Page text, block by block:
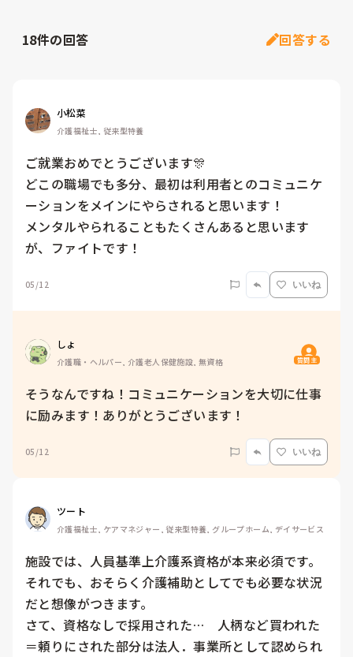
18件の回答 回答する
小松菜
介護福祉士, 従来型特養
ご就業おめでとうございます🎊
どこの職場でも多分、最初は利用者とのコミュニケ
ーションをメインにやらされると思います！
メンタルやられることもたくさんあると思います
が、ファイトです！
05/12 いいね
しょ
介護職・ヘルパー, 介護老人保健施設, 無資格 質問主
そうなんですね！コミュニケーションを大切に仕事
に励みます！ありがとうございます！
05/12 いいね
ツート
介護福祉士, ケアマネジャー, 従来型特養, グループホーム, デイサービス
施設では、人員基準上介護系資格が本来必須です。
それでも、おそらく介護補助としてでも必要な状況
だと想像がつきます。
さて、資格なしで採用された…　人柄など買われた
＝頼りにされた部分は法人．事業所として認められ